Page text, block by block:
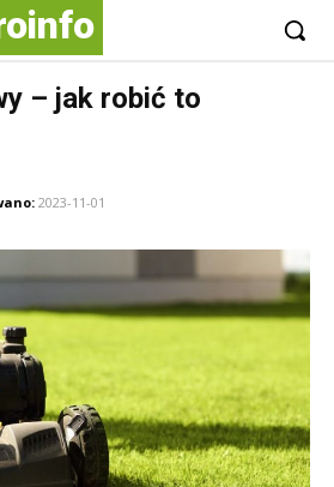
– jak robić to
2023-11-01